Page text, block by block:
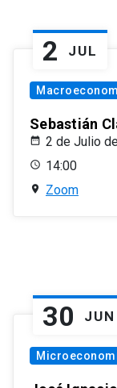
2 JUL
Sebastián
2 de Julio
14:00
Zoom
30 JUN